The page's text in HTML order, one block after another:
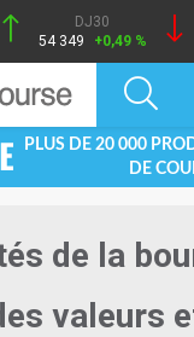
DJ30
54 349
+0,49 %
PLUS DE 20 000
DE
de la
valeurs